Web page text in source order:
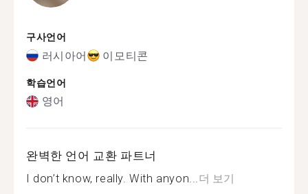
구사언어
러시아어 이모티콘
학습언어
영어
완벽한 언어 교환 파트너
I don’t know, really. With anyon...더 보기